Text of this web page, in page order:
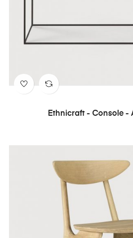
Ethnicraft - Console -